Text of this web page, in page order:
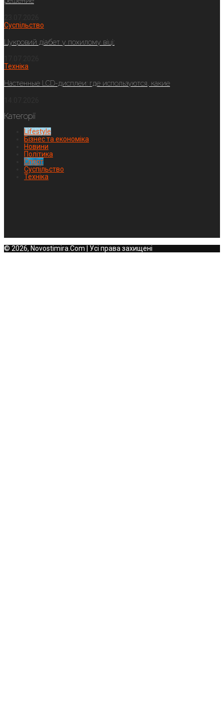
Суспільство
Цукровий діабет у похилому віці:
Техніка
Настенные LCD-дисплеи: где используются, какие
Категорії
Lifestyle
Бізнес та економіка
Новини
Політика
Спорт
Суспільство
Техніка
© 2026, Novostimira.Com | Усі права захищені